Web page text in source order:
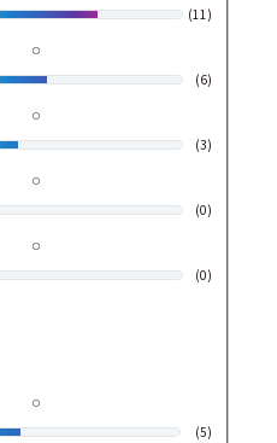
(11)
(6)
(3)
(0)
(0)
(5)